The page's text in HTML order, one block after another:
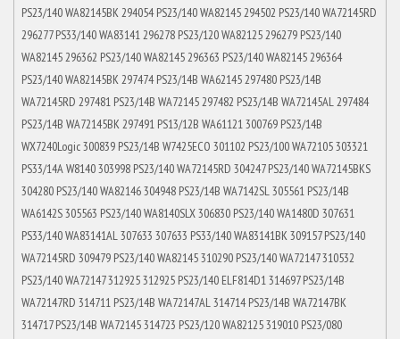
PS23/140 WA82145BK 294054 PS23/140 WA82145 294502 PS23/140 WA72145RD
296277 PS33/140 WA83141 296278 PS23/120 WA82125 296279 PS23/140
WA82145 296362 PS23/140 WA82145 296363 PS23/140 WA82145 296364
PS23/140 WA82145BK 297474 PS23/14B WA62145 297480 PS23/14B
WA72145RD 297481 PS23/14B WA72145 297482 PS23/14B WA72145AL 297484
PS23/14B WA72145BK 297491 PS13/12B WA61121 300769 PS23/14B
WX7240Logic 300839 PS23/14B W7425ECO 301102 PS23/100 WA72105 303321
PS33/14A W8140 303998 PS23/140 WA72145RD 304247 PS23/140 WA72145BKS
304280 PS23/140 WA82146 304948 PS23/14B WA7142SL 305561 PS23/14B
WA6142S 305563 PS23/140 WA8140SLX 306830 PS23/140 WA1480D 307631
PS33/140 WA83141AL 307633 307633 PS33/140 WA83141BK 309157 PS23/140
WA72145RD 309479 PS23/140 WA82145 310290 PS23/140 WA72147 310532
PS23/140 WA72147 312925 312925 PS23/140 ELF814D1 314697 PS23/14B
WA72147RD 314711 PS23/14B WA72147AL 314714 PS23/14B WA72147BK
314717 PS23/14B WA72145 314723 PS23/120 WA82125 319010 PS23/080